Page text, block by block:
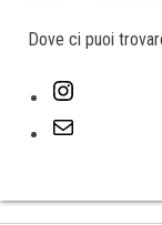
Dove ci puoi